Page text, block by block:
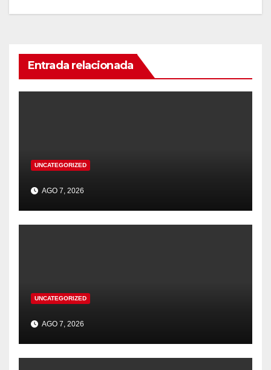
Entrada relacionada
UNCATEGORIZED
AGO 7, 2026
UNCATEGORIZED
AGO 7, 2026